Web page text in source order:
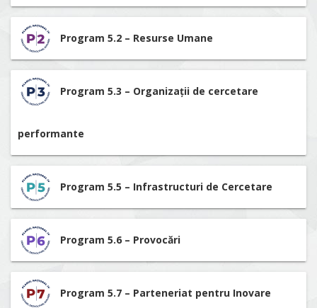
Program 5.2 – Resurse Umane
Program 5.3 – Organizații de cercetare
performante
Program 5.5 – Infrastructuri de Cercetare
Program 5.6 – Provocări
Program 5.7 – Parteneriat pentru Inovare